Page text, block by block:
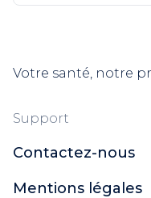
Votre santé, notre
Support
Contactez-nous
Mentions légales